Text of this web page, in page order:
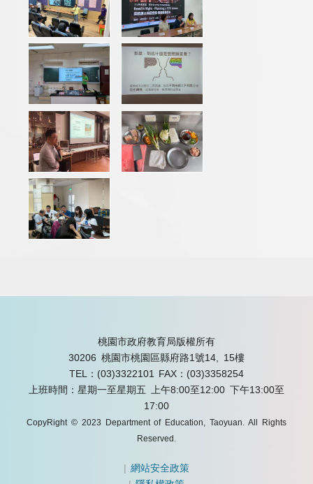
桃園市政府教育局版權所有
30206 桃園市桃園區縣府路1號14, 15樓
TEL：(03)3322101
FAX：(03)3358254
上班時間：星期一至星期五 上午8:00至12:00 下午13:00至
17:00
CopyRight © 2023 Department of Education, Taoyuan. All Rights
Reserved.
|網站安全政策